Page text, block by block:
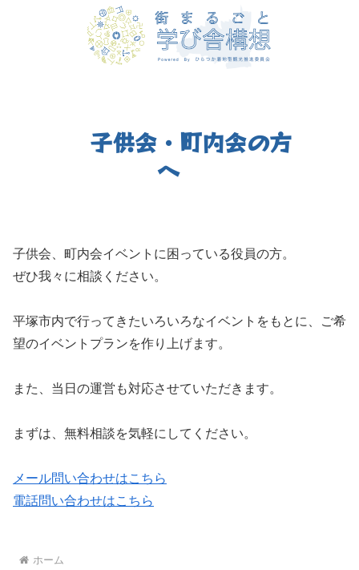
子供会・町内会の方
へ
子供会、町内会イベントに困っている役員の方。
ぜひ我々に相談ください。
平塚市内で行ってきたいろいろなイベントをもとに、ご希
望のイベントプランを作り上げます。
また、当日の運営も対応させていただきます。
まずは、無料相談を気軽にしてください。
メール問い合わせはこちら
電話問い合わせはこちら
ホーム